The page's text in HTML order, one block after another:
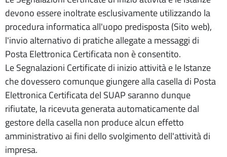
devono essere inoltrate esclusivamente utilizzando la
procedura informatica all'uopo predisposta (Sito web),
l'invio alternativo di pratiche allegate a messaggi di
Posta Elettronica Certificata non è consentito.
Le Segnalazioni Certificate di inizio attività e le Istanze
che dovessero comunque giungere alla casella di Posta
Elettronica Certificata del SUAP saranno dunque
rifiutate, la ricevuta generata automaticamente dal
gestore della casella non produce alcun effetto
amministrativo ai fini dello svolgimento dell'attività di
impresa.